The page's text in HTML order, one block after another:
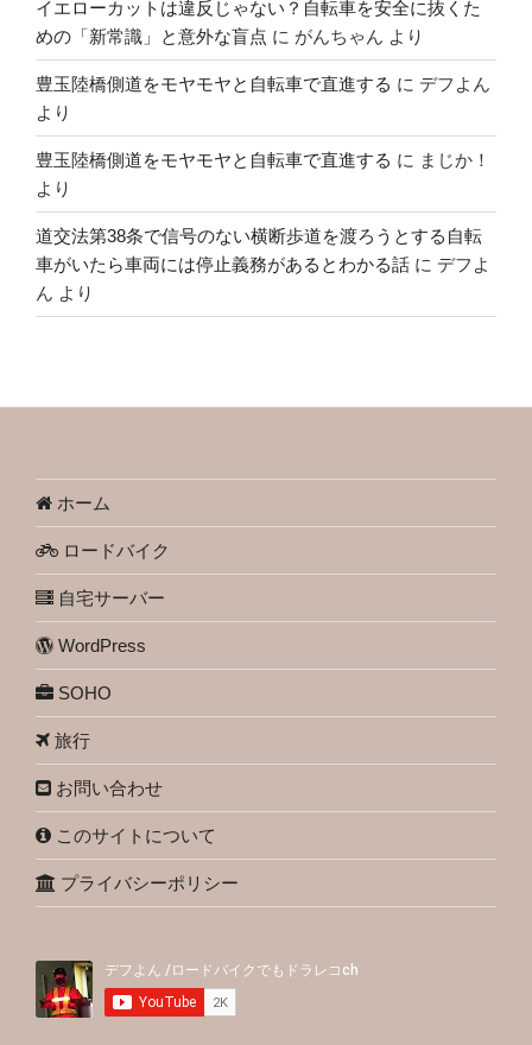
イエローカットは違反じゃない？自転車を安全に抜くた
めの「新常識」と意外な盲点 に がんちゃん より
豊玉陸橋側道をモヤモヤと自転車で直進する に デフよん
より
豊玉陸橋側道をモヤモヤと自転車で直進する に まじか！
より
道交法第38条で信号のない横断歩道を渡ろうとする自転
車がいたら車両には停止義務があるとわかる話 に デフよ
ん より
ホーム
ロードバイク
自宅サーバー
WordPress
SOHO
旅行
お問い合わせ
このサイトについて
プライバシーポリシー